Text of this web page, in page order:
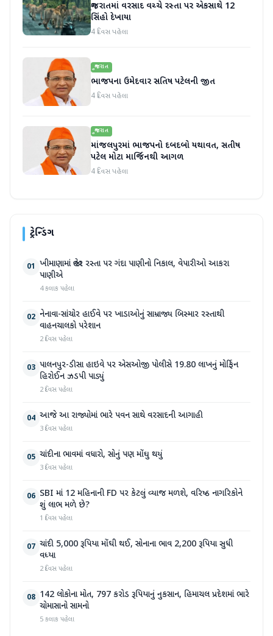
ગુજરાતમાં વરસાદ વચ્ચે રસ્તા પર એકસાથે 12
સિંહો દેખાયા
4 દિવસ પહેલા
ગુજરાત
ભાજપના ઉમેદવાર સતિષ પટેલની જીત
4 દિવસ પહેલા
ગુજરાત
માંજલપુરમાં ભાજપનો દબદબો યથાવત, સતીષ
પટેલ મોટા માર્જિનથી આગળ
4 દિવસ પહેલા
ટ્રેન્ડિંગ
01 ખીમાણામાં જાહેર રસ્તા પર ગંદા પાણીનો નિકાલ, વેપારીઓ આકરા
પાણીએ
4 કલાક પહેલા
02 નેનાવા-સાંચોર હાઈવે પર ખાડાઓનું સામ્રાજ્ય બિસ્માર રસ્તાથી
વાહનચાલકો પરેશાન
2 દિવસ પહેલા
03 પાલનપુર-ડીસા હાઇવે પર એસઓજી પોલીસે 19.80 લાખનું મોર્ફિન
હિરોઈન ઝડપી પાડ્યું
2 દિવસ પહેલા
04 આજે આ રાજ્યોમાં ભારે પવન સાથે વરસાદની આગાહી
3 દિવસ પહેલા
05 ચાંદીના ભાવમાં વધારો, સોનું પણ મોંઘુ થયું
3 દિવસ પહેલા
06 SBI માં 12 મહિનાની FD પર કેટલું વ્યાજ મળશે, વરિષ્ઠ નાગરિકોને
શું લાભ મળે છે?
1 દિવસ પહેલા
07 ચાંદી 5,000 રૂપિયા મોંઘી થઈ, સોનાના ભાવ 2,200 રૂપિયા સુધી
વધ્યા
2 દિવસ પહેલા
08 142 લોકોના મોત, 797 કરોડ રૂપિયાનું નુકસાન, હિમાચલ પ્રદેશમાં ભારે
ચોમાસાનો સામનો
5 કલાક પહેલા